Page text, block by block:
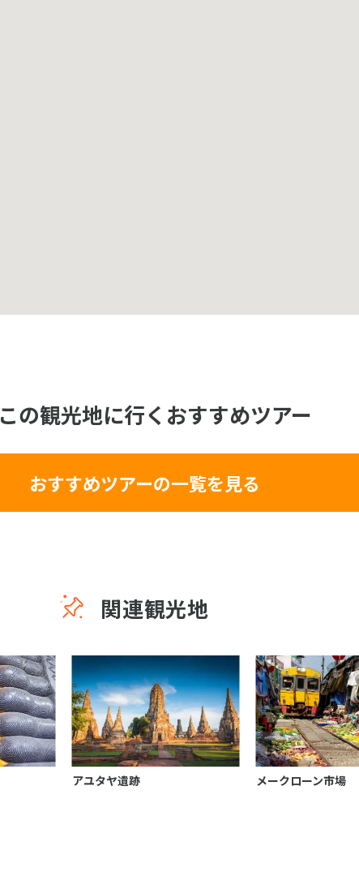
この観光地に行くおすすめツアー
おすすめツアーの一覧を見る
関連観光地
アユタヤ遺跡 メークローン市場